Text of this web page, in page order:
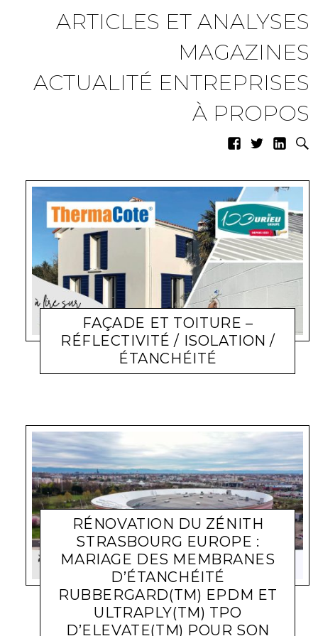
ARTICLES ET ANALYSES
MAGAZINES
ACTUALITÉ ENTREPRISES
À PROPOS
FAÇADE ET TOITURE –
RÉFLECTIVITÉ / ISOLATION /
ÉTANCHÉITÉ
ACTUALITÉ ENTREPRISES LARA GASQUET
RÉNOVATION DU ZÉNITH
STRASBOURG EUROPE :
MARIAGE DES MEMBRANES
D’ÉTANCHÉITÉ
RUBBERGARD(TM) EPDM ET
ULTRAPLY(TM) TPO
D’ELEVATE(TM) POUR SON